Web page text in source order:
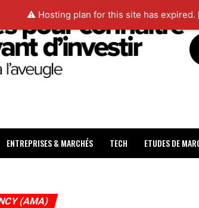
⚠️ Hosting plan for this site has expired.
ENTREPRISES & MARCHÉS TECH ETUDES DE
(AMA)